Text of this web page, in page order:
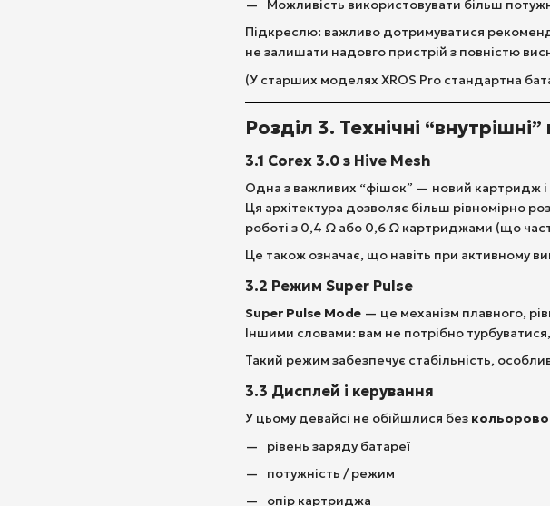
Можливість використовувати більш
Підкреслю: важливо дотримуватися
не залишати надовго пристрій з повністю
(У старших моделях XROS Pro стандартна
Розділ 3. Технічні
3.1 Corex 3.0 з Hive Mesh
Одна з важливих “фішок” — новий картридж і
Ця архітектура дозволяє більш рівномірно
роботі з 0,4 Ω або 0,6 Ω картриджами (що
Це також означає, що навіть при активному
3.2 Режим Super Pulse
Super Pulse Mode — це механізм плавного,
Іншими словами: вам не потрібно
Такий режим забезпечує стабільність,
3.3 Дисплей і керування
У цьому девайсі не обійшлися без
рівень заряду батареї
потужність / режим
опір картриджа